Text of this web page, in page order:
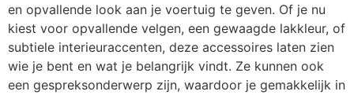
en opvallende look aan je voertuig te geven. Of je nu
kiest voor opvallende velgen, een gewaagde lakkleur, of
subtiele interieuraccenten, deze accessoires laten zien
wie je bent en wat je belangrijk vindt. Ze kunnen ook
een gespreksonderwerp zijn, waardoor je gemakkelijk in